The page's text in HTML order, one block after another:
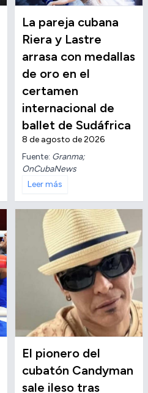
La pareja cubana
Riera y Lastre
arrasa con medallas
de oro en el
certamen
internacional de
ballet de Sudáfrica
8 de agosto de 2026
Fuente: Granma;
OnCubaNews
Leer más
El pionero del
cubatón Candyman
sale ileso tras